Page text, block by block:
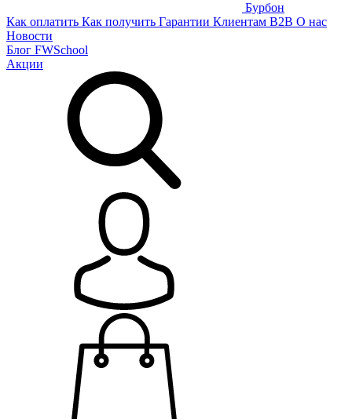
Бурбон
Как оплатить Как получить Гарантии Клиентам B2B О нас
Новости
Блог FWSchool
Акции